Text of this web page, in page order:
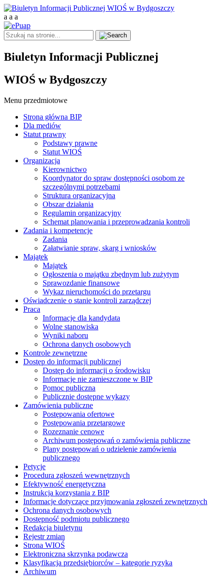
a a a
Biuletyn Informacji Publicznej
WIOŚ w Bydgoszczy
Menu przedmiotowe
Strona główna BIP
Dla mediów
Statut prawny
Podstawy prawne
Statut WIOŚ
Organizacja
Kierownictwo
Koordynator do spraw dostępności osobom ze
szczególnymi potrzebami
Struktura organizacyjna
Obszar działania
Regulamin organizacyjny
Schemat planowania i przeprowadzania kontroli
Zadania i kompetencje
Zadania
Załatwianie spraw, skarg i wniosków
Majątek
Majątek
Ogłoszenia o majątku zbędnym lub zużytym
Sprawozdanie finansowe
Wykaz nieruchomości do przetargu
Oświadczenie o stanie kontroli zarządczej
Praca
Informacje dla kandydata
Wolne stanowiska
Wyniki naboru
Ochrona danych osobowych
Kontrole zewnętrzne
Dostęp do informacji publicznej
Dostęp do informacji o środowisku
Informacje nie zamieszczone w BIP
Pomoc publiczna
Publicznie dostępne wykazy
Zamówienia publiczne
Postępowania ofertowe
Postępowania przetargowe
Rozeznanie cenowe
Archiwum postępowań o zamówienia publiczne
Plany postępowań o udzielenie zamówienia
publicznego
Petycje
Procedura zgłoszeń wewnętrznych
Efektywność energetyczna
Instrukcja korzystania z BIP
Informacje dotyczące przyjmowania zgłoszeń zewnętrznych
Ochrona danych osobowych
Dostępność podmiotu publicznego
Redakcja biuletynu
Rejestr zmian
Strona WIOŚ
Elektroniczna skrzynka podawcza
Klasyfikacja przedsiębiorców – kategorie ryzyka
Archiwum